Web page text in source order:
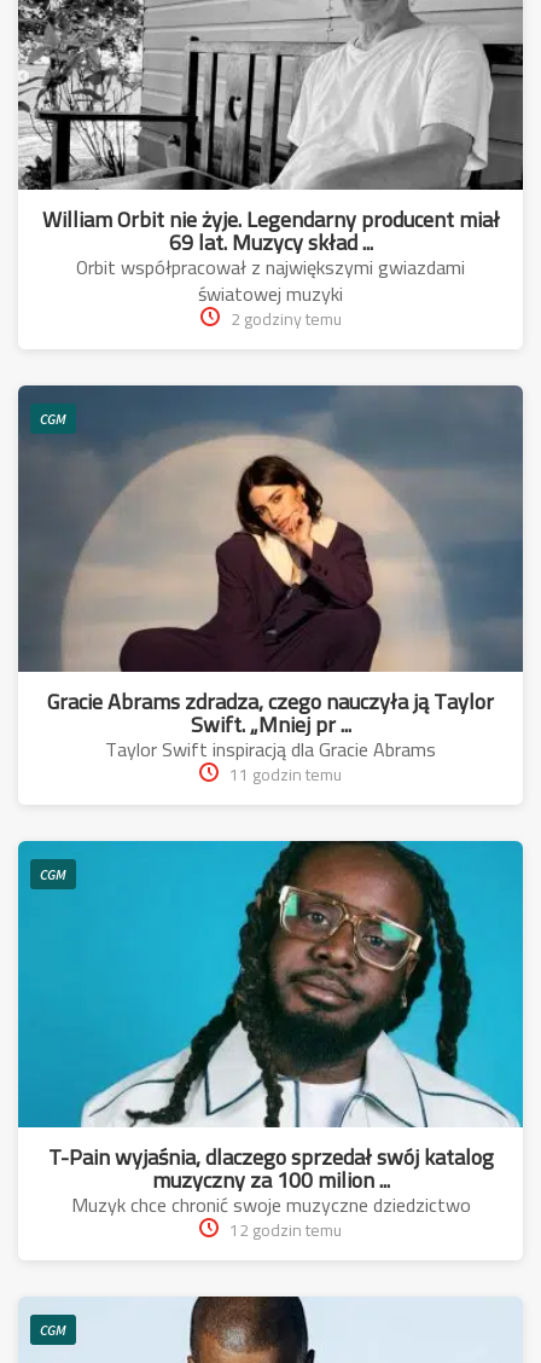
William Orbit nie żyje. Legendarny producent miał
69 lat. Muzycy skład ...
Orbit współpracował z największymi gwiazdami
światowej muzyki
2 godziny temu
CGM
Gracie Abrams zdradza, czego nauczyła ją Taylor
Swift. „Mniej pr ...
Taylor Swift inspiracją dla Gracie Abrams
11 godzin temu
CGM
T-Pain wyjaśnia, dlaczego sprzedał swój katalog
muzyczny za 100 milion ...
Muzyk chce chronić swoje muzyczne dziedzictwo
12 godzin temu
CGM